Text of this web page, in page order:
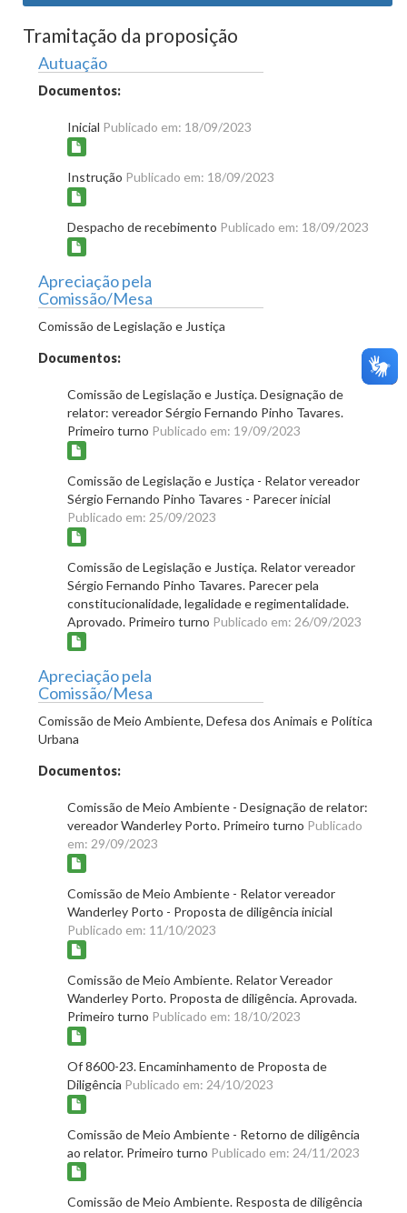
Tramitação da proposição
Autuação
Documentos:
Inicial Publicado em: 18/09/2023
Instrução Publicado em: 18/09/2023
Despacho de recebimento Publicado em: 18/09/2023
Apreciação pela
Comissão/Mesa
Comissão de Legislação e Justiça
Documentos:
Comissão de Legislação e Justiça. Designação de
relator: vereador Sérgio Fernando Pinho Tavares.
Primeiro turno Publicado em: 19/09/2023
Comissão de Legislação e Justiça - Relator vereador
Sérgio Fernando Pinho Tavares - Parecer inicial
Publicado em: 25/09/2023
Comissão de Legislação e Justiça. Relator vereador
Sérgio Fernando Pinho Tavares. Parecer pela
constitucionalidade, legalidade e regimentalidade.
Aprovado. Primeiro turno Publicado em: 26/09/2023
Apreciação pela
Comissão/Mesa
Comissão de Meio Ambiente, Defesa dos Animais e Política
Urbana
Documentos:
Comissão de Meio Ambiente - Designação de relator:
vereador Wanderley Porto. Primeiro turno Publicado
em: 29/09/2023
Comissão de Meio Ambiente - Relator vereador
Wanderley Porto - Proposta de diligência inicial
Publicado em: 11/10/2023
Comissão de Meio Ambiente. Relator Vereador
Wanderley Porto. Proposta de diligência. Aprovada.
Primeiro turno Publicado em: 18/10/2023
Of 8600-23. Encaminhamento de Proposta de
Diligência Publicado em: 24/10/2023
Comissão de Meio Ambiente - Retorno de diligência
ao relator. Primeiro turno Publicado em: 24/11/2023
Comissão de Meio Ambiente. Resposta de diligência